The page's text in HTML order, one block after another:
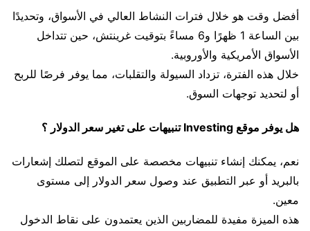
أفضل وقت هو خلال فترات النشاط العالي في الأسواق، وتحديدًا
بين الساعة 1 ظهرًا و6 مساءً بتوقيت غرينتش، حين تتداخل
الأسواق الأمريكية والأوروبية.
خلال هذه الفترة، تزداد السيولة والتقلبات، مما يوفر فرصًا للربح
أو لتحديد توجهات السوق.
هل يوفر موقع Investing تنبيهات على تغير سعر الدولار ؟
نعم، يمكنك إنشاء تنبيهات مخصصة على الموقع لتصلك إشعارات
بالبريد أو عبر التطبيق عند وصول سعر الدولار إلى مستوى
معين.
هذه الميزة مفيدة للمضاربين الذين يعتمدون على نقاط الدخول